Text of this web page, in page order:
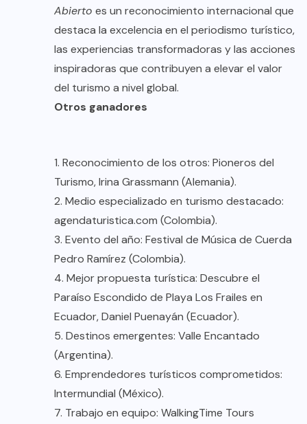
Abierto es un reconocimiento internacional que
destaca la excelencia en el periodismo turístico,
las experiencias transformadoras y las acciones
inspiradoras que contribuyen a elevar el valor
del turismo a nivel global.
Otros ganadores
1. Reconocimiento de los otros: Pioneros del
Turismo, Irina Grassmann (Alemania).
2. Medio especializado en turismo destacado:
agendaturistica.com (Colombia).
3. Evento del año: Festival de Música de Cuerda
Pedro Ramírez (Colombia).
4. Mejor propuesta turística: Descubre el
Paraíso Escondido de Playa Los Frailes en
Ecuador, Daniel Puenayán (Ecuador).
5. Destinos emergentes: Valle Encantado
(Argentina).
6. Emprendedores turísticos comprometidos:
Intermundial (México).
7. Trabajo en equipo: WalkingTime Tours